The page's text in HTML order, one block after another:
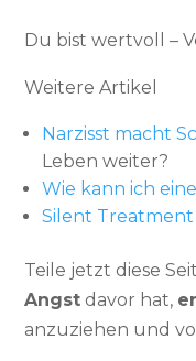
Du bist wertvoll –
Weitere Artikel
Narzisst macht
Leben weiter?
Wie kann ich
Silent Treatment
Teile jetzt diese
Angst davor hat,
anzuziehen und